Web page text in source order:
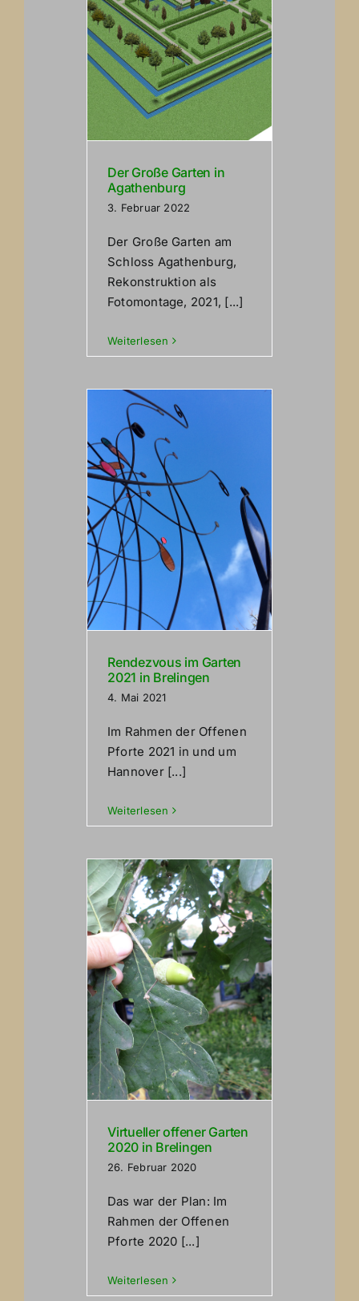
Der Große Garten in
Agathenburg
3. Februar 2022
Der Große Garten am
Schloss Agathenburg,
Rekonstruktion als
Fotomontage, 2021, [...]
Weiterlesen
Rendezvous im Garten
2021 in Brelingen
4. Mai 2021
Im Rahmen der Offenen
Pforte 2021 in und um
Hannover [...]
Weiterlesen
Virtueller offener Garten
2020 in Brelingen
26. Februar 2020
Das war der Plan: Im
Rahmen der Offenen
Pforte 2020 [...]
Weiterlesen